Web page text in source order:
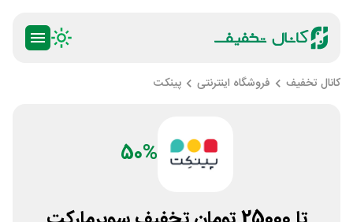
کانال تخفیف فروشگاه اینترنتی پینکت
50%